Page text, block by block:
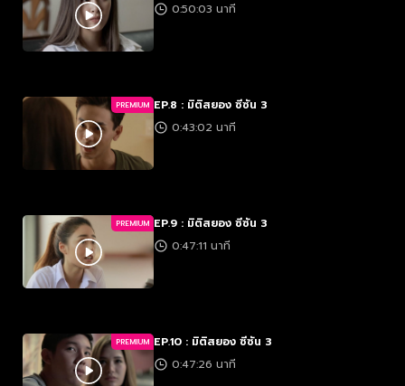
0:50:03 นาที
PREMIUM EP.8 : มิติสยอง ซีซัน 3
0:43:02 นาที
PREMIUM EP.9 : มิติสยอง ซีซัน 3
0:47:11 นาที
PREMIUM EP.10 : มิติสยอง ซีซัน 3
0:47:26 นาที